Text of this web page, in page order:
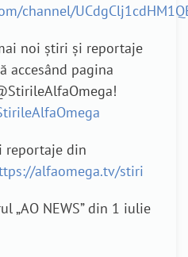
channel/
noi știri și reportaje
accesând pagina
reportaje din
alfaomega.tv/stiri
„AO NEWS” din 1 iulie